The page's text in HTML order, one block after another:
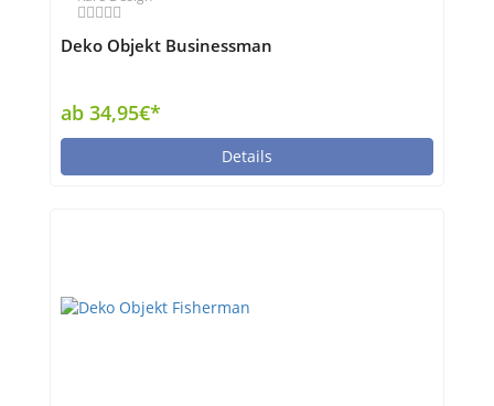
Deko Objekt Businessman
ab 34,95€*
Details